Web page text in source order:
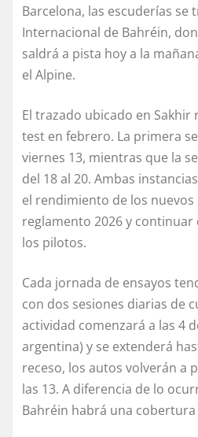
Barcelona, las escuderías se
Internacional de Bahréin,
saldrá a pista hoy a la
el Alpine.
El trazado ubicado en
test en febrero. La primera
viernes 13, mientras que la
del 18 al 20. Ambas
el rendimiento de los
reglamento 2026 y continuar
los pilotos.
Cada jornada de ensayos
con dos sesiones diarias de
actividad comenzará a las 4
argentina) y se extenderá
receso, los autos volverán a
las 13. A diferencia de lo
Bahréin habrá una